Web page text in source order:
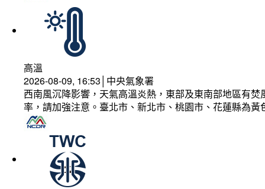
高溫
2026-08-09, 16:53│中央氣象署
西南風沉降影響，天氣高溫炎熱，東部及東南部地區有
率，請加強注意。臺北市、新北市、桃園市、花蓮縣為